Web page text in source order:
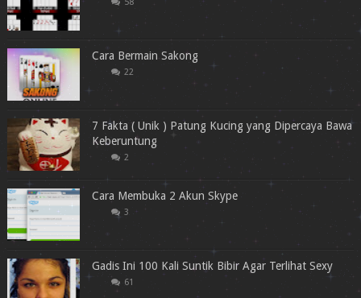
Cara Bermain Sakong
22
7 Fakta ( Unik ) Patung Kucing yang Dipercaya Bawa
Keberuntung
2
Cara Membuka 2 Akun Skype
3
Gadis Ini 100 Kali Suntik Bibir Agar Terlihat Sexy
61